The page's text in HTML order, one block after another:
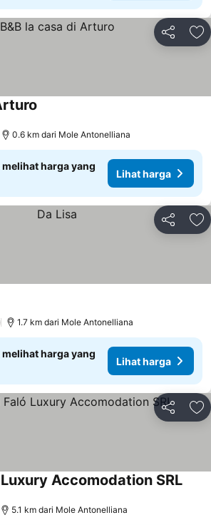
Bagikan
0.6 km dari Mole Antonelliana
harga yang
Lihat harga
Bagikan
1.7 km dari Mole Antonelliana
harga yang
Lihat harga
Bagikan
Accomodation SRL
5.1 km dari Mole Antonelliana